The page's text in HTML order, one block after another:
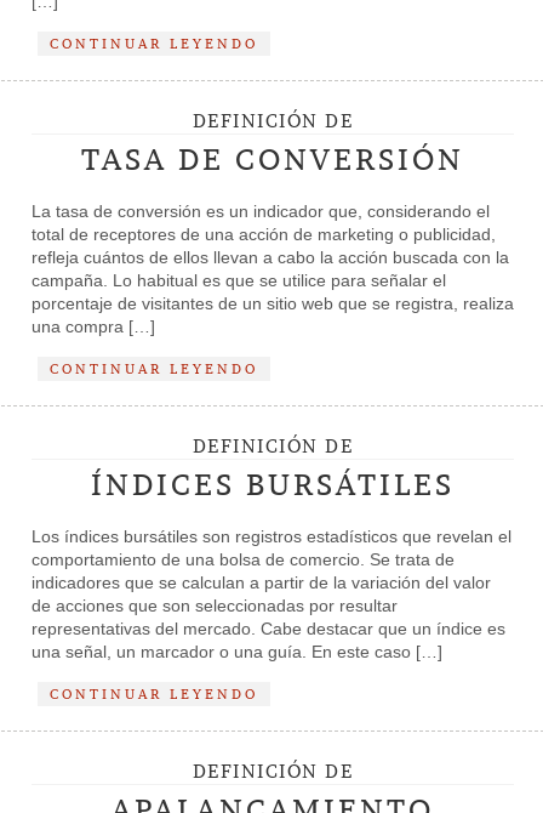
CONTINUAR LEYENDO
DEFINICIÓN DE
TASA DE CONVERSIÓN
La tasa de conversión es un indicador que, considerando el
total de receptores de una acción de marketing o publicidad,
refleja cuántos de ellos llevan a cabo la acción buscada con la
campaña. Lo habitual es que se utilice para señalar el
porcentaje de visitantes de un sitio web que se registra, realiza
una compra […]
CONTINUAR LEYENDO
DEFINICIÓN DE
ÍNDICES BURSÁTILES
Los índices bursátiles son registros estadísticos que revelan el
comportamiento de una bolsa de comercio. Se trata de
indicadores que se calculan a partir de la variación del valor
de acciones que son seleccionadas por resultar
representativas del mercado. Cabe destacar que un índice es
una señal, un marcador o una guía. En este caso […]
CONTINUAR LEYENDO
DEFINICIÓN DE